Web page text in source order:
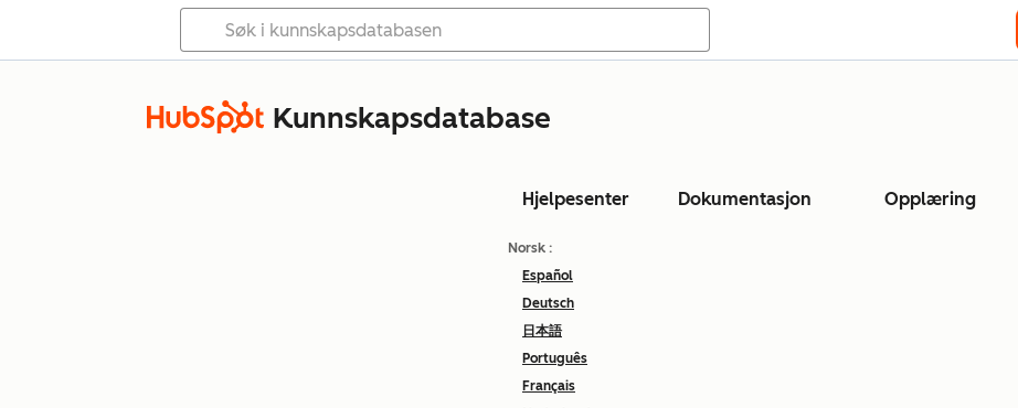
Kunnskapsdatabase
Hjelpesenter Dokumentasjon Opplæring
Norsk :
Español
Deutsch
日本語
Português
Français